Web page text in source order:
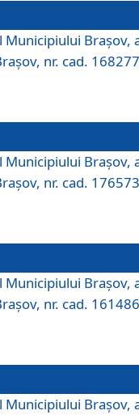
Municipiului Braşov,
nr. cad.
Municipiului Braşov,
nr. cad.
Municipiului Braşov,
nr. cad.
Municipiului Braşov,